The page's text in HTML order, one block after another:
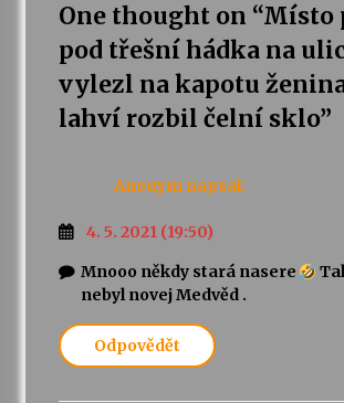
One thought on “Místo
pod třešní hádka na
vylezl na kapotu
lahví rozbil čelní sklo”
Anonym napsal:
4. 5. 2021 (19:50)
Mnooo někdy stará nasere
nebyl novej Medvěd .
Odpovědět